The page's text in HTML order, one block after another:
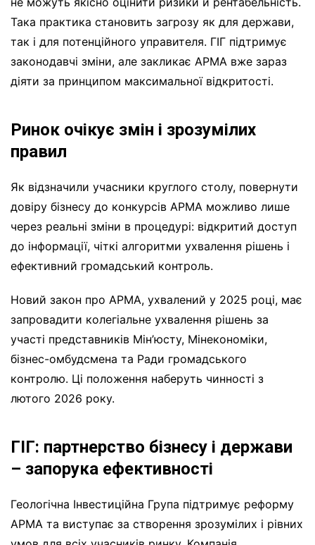
Така практика становить загрозу як для держави,
так і для потенційного управителя. ГІГ підтримує
законодавчі зміни, але закликає АРМА вже зараз
діяти за принципом максимальної відкритості.
Ринок очікує змін і зрозумілих
правил
Як відзначили учасники круглого столу, повернути
довіру бізнесу до конкурсів АРМА можливо лише
через реальні зміни в процедурі: відкритий доступ
до інформації, чіткі алгоритми ухвалення рішень і
ефективний громадський контроль.
Новий закон про АРМА, ухвалений у 2025 році, має
запровадити колегіальне ухвалення рішень за
участі представників Мін’юсту, Мінекономіки,
бізнес-омбудсмена та Ради громадського
контролю. Ці положення наберуть чинності з
лютого 2026 року.
ГІГ: партнерство бізнесу і держави
– запорука ефективності
Геологічна Інвестиційна Група підтримує реформу
АРМА та виступає за створення зрозумілих і рівних